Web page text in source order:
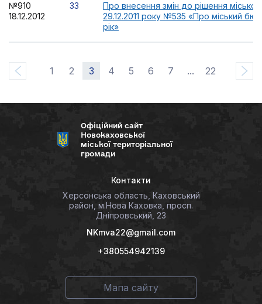
№910
18.12.2012
33
Про внесення змін до рішення міської
29.12.2011 року №535 «Про міський
рік»
1 2 3 4 5 6 7 ... 22
Офіційний сайт
Новокаховської
міської територіальної
громади
Контакти
Херсонська область, Каховський
район, м.Нова Каховка, просп.
Дніпровський, 23
NKmva22@gmail.com
+380554942139
Мапа сайту